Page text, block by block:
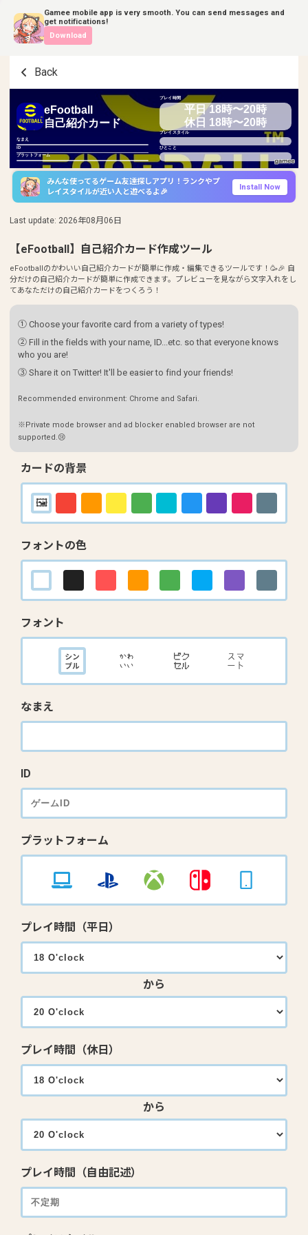
Gamee mobile app is very smooth. You can send messages and
get notifications!
Download
Back
eFootball
自己紹介カード
なまえ
ID
プラットフォーム
プレイ時間
平日 18時〜20時
休日 18時〜20時
プレイスタイル
ひとこと
みんな使ってるゲーム友達探しアプリ！ランクやプ
レイスタイルが近い人と遊べるよ🎉
Install Now
Last update: 2026年08月06日
【eFootball】自己紹介カード作成ツール
eFootballのかわいい自己紹介カードが簡単に作成・編集できるツールです！🥳🎉 自
分だけの自己紹介カードが簡単に作成できます。プレビューを見ながら文字入れをし
てあなただけの自己紹介カードをつくろう！
① Choose your favorite card from a variety of types!
② Fill in the fields with your name, ID...etc. so that everyone knows
who you are!
③ Share it on Twitter! It'll be easier to find your friends!
Recommended environment: Chrome and Safari.
※Private mode browser and ad blocker enabled browser are not
supported.😢
カードの背景
フォントの色
フォント
なまえ
ID
プラットフォーム
プレイ時間（平日）
から
プレイ時間（休日）
から
プレイ時間（自由記述）